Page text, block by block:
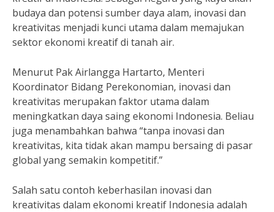
budaya dan potensi sumber daya alam, inovasi dan
kreativitas menjadi kunci utama dalam memajukan
sektor ekonomi kreatif di tanah air.
Menurut Pak Airlangga Hartarto, Menteri
Koordinator Bidang Perekonomian, inovasi dan
kreativitas merupakan faktor utama dalam
meningkatkan daya saing ekonomi Indonesia. Beliau
juga menambahkan bahwa “tanpa inovasi dan
kreativitas, kita tidak akan mampu bersaing di pasar
global yang semakin kompetitif.”
Salah satu contoh keberhasilan inovasi dan
kreativitas dalam ekonomi kreatif Indonesia adalah